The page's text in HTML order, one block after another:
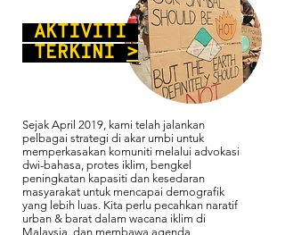
AKTIVITI
TERKINI
>
Sejak April 2019, kami telah jalankan
pelbagai strategi di akar umbi untuk
memperkasakan komuniti melalui advokasi
dwi-bahasa, protes iklim, bengkel
peningkatan kapasiti dan kesedaran
masyarakat untuk mencapai demografik
yang lebih luas. Kita perlu pecahkan naratif
urban & barat dalam wacana iklim di
Malaysia, dan membawa agenda